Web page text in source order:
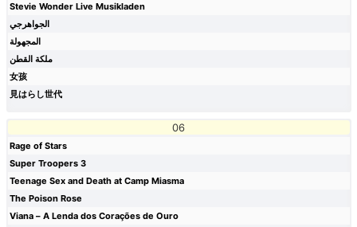
Stevie Wonder Live Musikladen
الجواهرجي
المجهولة
ملكة القطن
女孩
見はらし世代
06
Rage of Stars
Super Troopers 3
Teenage Sex and Death at Camp Miasma
The Poison Rose
Viana – A Lenda dos Corações de Ouro